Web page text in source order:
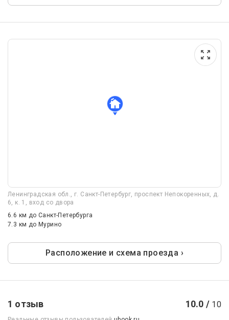
Ленинградская обл., г. Санкт-Петербург, проспект Непокоренных, д.
6, к. 1, вход со двора
6.6 км до Санкт-Петербурга
7.3 км до Мурино
Расположение и схема проезда ›
1 отзыв 10.0 / 10